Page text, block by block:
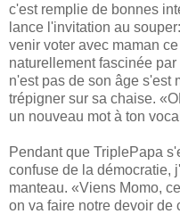
c'est remplie de bonnes
lance l'invitation au
venir voter avec maman
naturellement fascinée par
n'est pas de son âge s'est
trépigner sur sa chaise.
un nouveau mot à ton
Pendant que TriplePapa
confuse de la démocratie,
manteau. «Viens Momo,
on va faire notre devoir de